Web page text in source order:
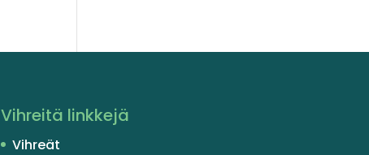
Vihreitä linkkejä
Vihreät